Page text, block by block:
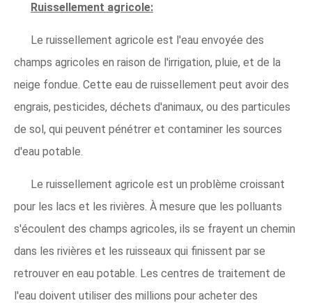
Ruissellement agricole:
Le ruissellement agricole est l'eau envoyée des
champs agricoles en raison de l'irrigation, pluie, et de la
neige fondue. Cette eau de ruissellement peut avoir des
engrais, pesticides, déchets d'animaux, ou des particules
de sol, qui peuvent pénétrer et contaminer les sources
d'eau potable.
Le ruissellement agricole est un problème croissant
pour les lacs et les rivières. À mesure que les polluants
s'écoulent des champs agricoles, ils se frayent un chemin
dans les rivières et les ruisseaux qui finissent par se
retrouver en eau potable. Les centres de traitement de
l'eau doivent utiliser des millions pour acheter des